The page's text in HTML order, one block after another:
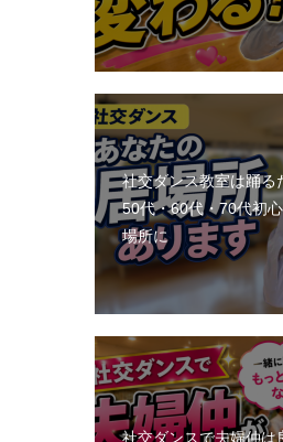
社交ダンス教室は踊る
50代・60代・70代初
場所に
社交ダンスで夫婦仲は